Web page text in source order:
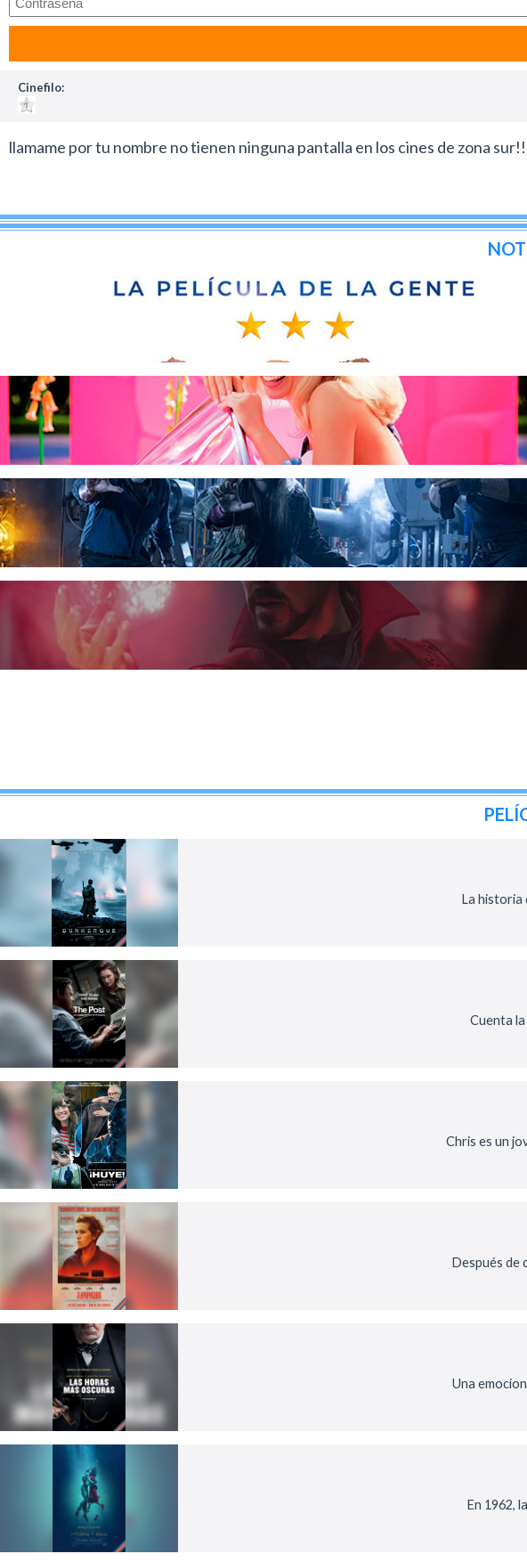
Cinefilo:
llamame por tu nombre no tienen ninguna pantalla en los cines de zona
La historia
Cuenta
Chris es un
Después de
Una
En 1962,